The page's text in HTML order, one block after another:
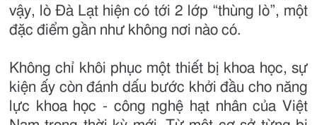
vậy, lò Đà Lạt hiện có tới 2 lớp “thùng lò”, một
đặc điểm gần như không nơi nào có.
Không chỉ khôi phục một thiết bị khoa học, sự
kiện ấy còn đánh dấu bước khởi đầu cho năng
lực khoa học - công nghệ hạt nhân của Việt